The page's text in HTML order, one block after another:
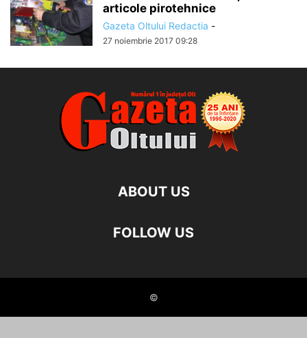
articole pirotehnice
Gazeta Oltului Redactia -
27 noiembrie 2017 09:28
ABOUT US
FOLLOW US
©